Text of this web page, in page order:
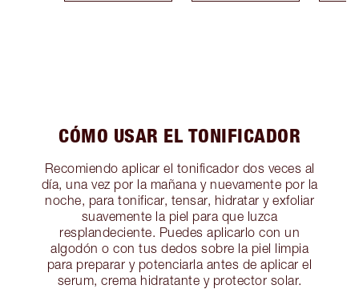
CÓMO USAR EL TONIFICADOR
Recomiendo aplicar el tonificador dos veces al
día, una vez por la mañana y nuevamente por la
noche, para tonificar, tensar, hidratar y exfoliar
suavemente la piel para que luzca
resplandeciente. Puedes aplicarlo con un
algodón o con tus dedos sobre la piel limpia
para preparar y potenciarla antes de aplicar el
serum, crema hidratante y protector solar.